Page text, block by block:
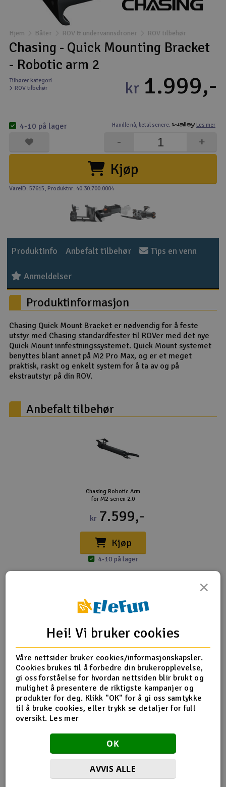
Båter
Droner
Droner for FPV
Fly
Helikopter
Kamerautstyr
Modellbygging, LEGO & byggesett
Modelljernbane
Motor & tilbehør
Outlet
Radioutstyr
Raketter
Smarthjem, lek & hobby
Solenergi
Sparkesykler & elkjøretøy
Hjem Båter ROV & undervannsdroner ROV tilbehør
Chasing - Quick Mounting Bracket
- Robotic arm 2
Tilhører kategori
ROV tilbehør
Handle nå, betal senere. Les mer
kr 1.999,-
Kjøp
+
-
4-10 på lager
VareID: 57615, Produktnr: 40.30.700.0004
Produktinfo Anbefalt tilbehør Tips en venn
Anmeldelser
Produktinformasjon
Chasing Quick Mount Bracket er nødvendig for å feste
utstyr med Chasing standardfester til ROVer med det nye
Quick Mount innfestningssystemet. Quick Mount systemet
benyttes blant annet på M2 Pro Max, og er et meget
praktisk, raskt og enkelt system for å ta av og på
ekstrautstyr på din ROV.
Anbefalt tilbehør
Chasing Robotic Arm
for M2-serien 2.0
kr 7.599,-
Kjøp
4-10 på lager
Med i esken følger Quick Mounting bracket og tilkoblings-
Produktanmeldelser
Desverre ingen tilbakemeldinger på dette produktet enda.
Gi din tilbakemelding
×
Hei! Vi bruker cookies
Våre nettsider bruker cookies/informasjonskapsler.
Cookies brukes til å forbedre din brukeropplevelse,
gi oss forståelse for hvordan nettsiden blir brukt og
mulighet å presentere de riktigste kampanjer og
produkter for deg. Klikk "OK" for å gi oss samtykke
til å bruke cookies, eller trykk se detaljer for full
oversikt. Les mer
OK
AVVIS ALLE